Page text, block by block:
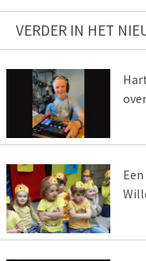
VERDER IN HET